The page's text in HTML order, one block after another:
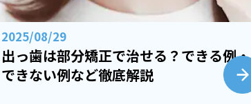
2025/08/29
出っ歯は部分矯正で治せる？できる例・
できない例など徹底解説